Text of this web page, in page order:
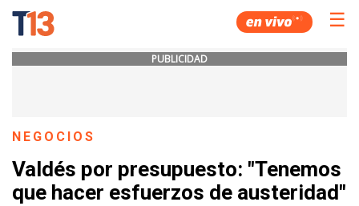
☰
PUBLICIDAD
NEGOCIOS
Valdés por presupuesto: "Tenemos
que hacer esfuerzos de austeridad"